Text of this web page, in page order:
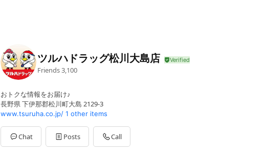
ツルハドラッグ松川大島店
Friends3,100
おトクな情報をお届け♪
長野県 下伊那郡松川町大島 2129-3
www.tsuruha.co.jp/ 1 other items
Chat Posts Call